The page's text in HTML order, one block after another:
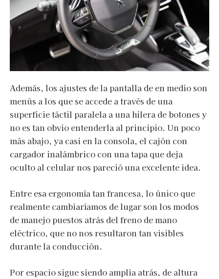
Además, los ajustes de la pantalla de en medio son
menús a los que se accede a través de una
superficie táctil paralela a una hilera de botones y
no es tan obvio entenderla al principio. Un poco
más abajo, ya casi en la consola, el cajón con
cargador inalámbrico con una tapa que deja
oculto al celular nos pareció una excelente idea.
Entre esa ergonomía tan francesa, lo único que
realmente cambiaríamos de lugar son los modos
de manejo puestos atrás del freno de mano
eléctrico, que no nos resultaron tan visibles
durante la conducción.
Por espacio sigue siendo amplia atrás, de altura